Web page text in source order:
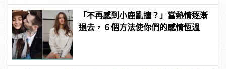
「不再感到小鹿亂撞？」當熱情逐漸
退去，６個方法使你們的感情恆溫